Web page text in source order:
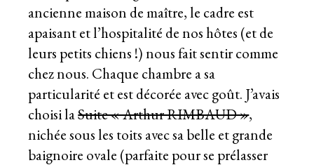
ancienne maison de maître, le cadre est
apaisant et l’hospitalité de nos hôtes (et de
leurs petits chiens !) nous fait sentir comme
chez nous. Chaque chambre a sa
particularité et est décorée avec goût. J’avais
choisi laSuite « Arthur RIMBAUD »,
nichée sous les toits avec sa belle et grande
baignoire ovale (parfaite pour se prélasser